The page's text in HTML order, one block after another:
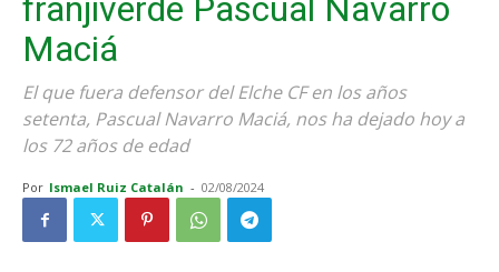
franjiverde Pascual Navarro
Maciá
El que fuera defensor del Elche CF en los años
setenta, Pascual Navarro Maciá, nos ha dejado hoy a
los 72 años de edad
Por Ismael Ruiz Catalán - 02/08/2024